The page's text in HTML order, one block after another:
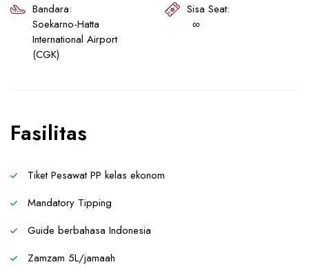
Bandara:
Soekarno-Hatta
International Airport
(CGK)
Sisa Seat:
∞
Fasilitas
Tiket Pesawat PP kelas ekonom
Mandatory Tipping
Guide berbahasa Indonesia
Zamzam 5L/jamaah